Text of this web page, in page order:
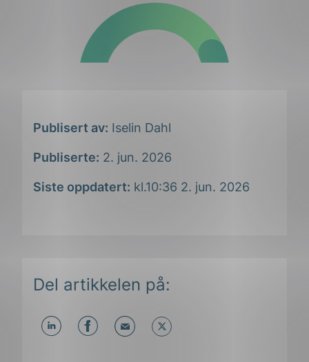
Publisert av: Iselin Dahl
Publiserte: 2. jun. 2026
Siste oppdatert: kl.10:36 2. jun. 2026
Del artikkelen på: